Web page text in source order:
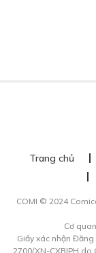
Trang chủ
COMI © 2024
Cơ
Giấy xác nhận
2700/XN-CXBIPH